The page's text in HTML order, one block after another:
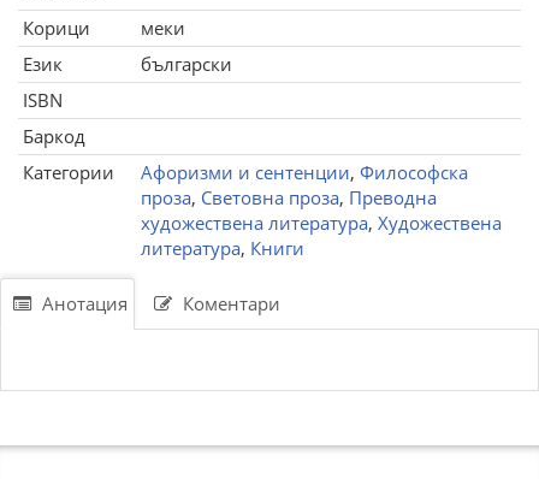
Корици
меки
Език
български
ISBN
Баркод
Категории
Афоризми и сентенции, Философска
проза, Световна проза, Преводна
художествена литература, Художествена
литература, Книги
Анотация Коментари